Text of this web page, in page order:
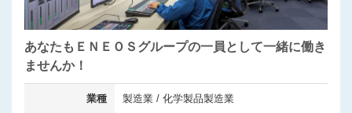
あなたもＥＮＥＯＳグループの一員として一緒に働き
ませんか！
業種 製造業 / 化学製品製造業